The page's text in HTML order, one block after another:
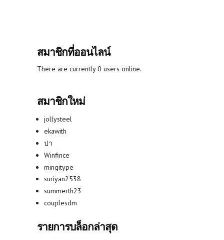
สมาชิกที่ออนไลน์
There are currently 0 users online.
สมาชิกใหม่
jollysteel
ekawith
ปา
Winfince
mingitype
suriyan2538
summerth23
couplesdm
รายการบล็อกล่าสุด